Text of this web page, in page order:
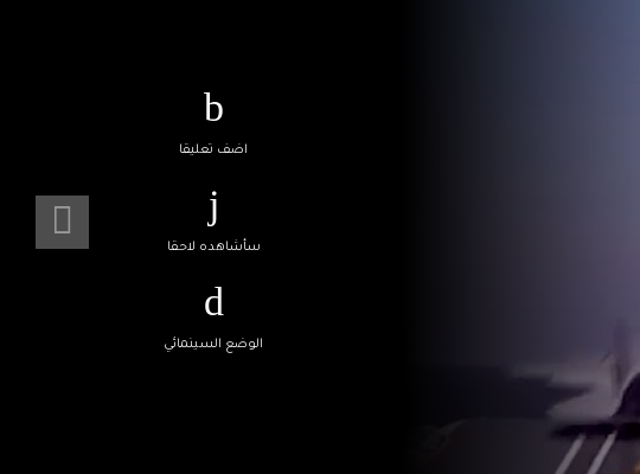
اضف تعليقا
سأشاهده لاحقا
الوضع السينمائي